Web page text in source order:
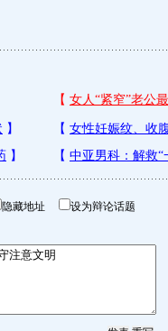
隐藏地址 设为辩论话题